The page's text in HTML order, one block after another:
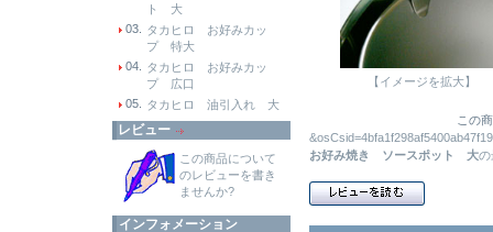
ト 大
03.
タカヒロ お好みカッ
プ 特大
04.
タカヒロ お好みカッ
プ 広口
05.
タカヒロ 油引入れ 大
レビュー
この商品について
のレビューを書き
ませんか?
インフォメーション
【イメージを拡大】
この
お好み焼き ソースポット 大の